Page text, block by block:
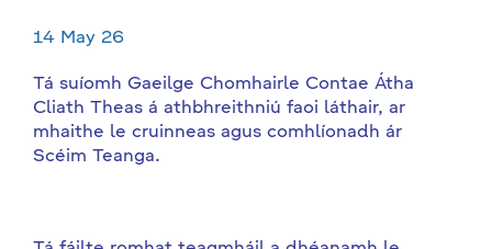
14 May 26
Tá suíomh Gaeilge Chomhairle Contae Átha
Cliath Theas á athbhreithniú faoi láthair, ar
mhaithe le cruinneas agus comhlíonadh ár
Scéim Teanga.